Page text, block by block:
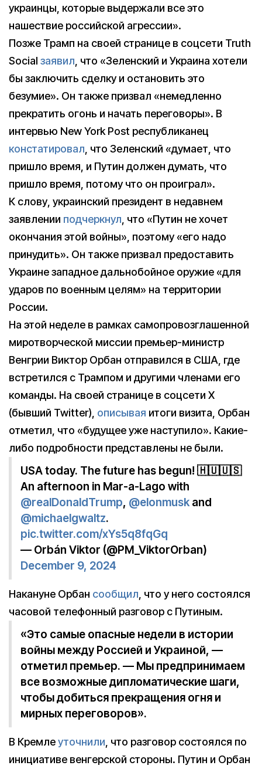
украинцы, которые выдержали все это
нашествие российской агрессии».
Позже Трамп на своей странице в соцсети Truth
Social заявил, что «Зеленский и Украина хотели
бы заключить сделку и остановить это
безумие». Он также призвал «немедленно
прекратить огонь и начать переговоры». В
интервью New York Post республиканец
констатировал, что Зеленский «думает, что
пришло время, и Путин должен думать, что
пришло время, потому что он проиграл».
К слову, украинский президент в недавнем
заявлении подчеркнул, что «Путин не хочет
окончания этой войны», поэтому «его надо
принудить». Он также призвал предоставить
Украине западное дальнобойное оружие «для
ударов по военным целям» на территории
России.
На этой неделе в рамках самопровозглашенной
миротворческой миссии премьер-министр
Венгрии Виктор Орбан отправился в США, где
встретился с Трампом и другими членами его
команды. На своей странице в соцсети X
(бывший Twitter), описывая итоги визита, Орбан
отметил, что «будущее уже наступило». Какие-
либо подробности представлены не были.
USA today. The future has begun! 🇭🇺🇺🇸
An afternoon in Mar-a-Lago with
@realDonaldTrump, @elonmuskand
@michaelgwaltz.
pic.twitter.com/xYs5q8fqGq
— Orbán Viktor (@PM_ViktorOrban)
December 9, 2024
Накануне Орбан сообщил, что у него состоялся
часовой телефонный разговор с Путиным.
«Это самые опасные недели в истории
войны между Россией и Украиной, —
отметил премьер. — Мы предпринимаем
все возможные дипломатические шаги,
чтобы добиться прекращения огня и
мирных переговоров».
В Кремлеуточнили, что разговор состоялся по
инициативе венгерской стороны. Путин и Орбан